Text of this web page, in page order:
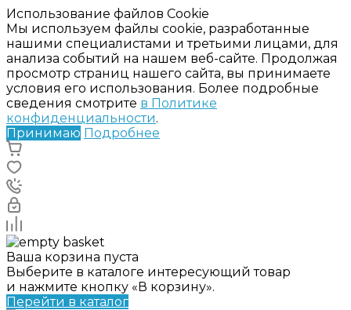
Использование файлов Cookie
Мы используем файлы cookie, разработанные
нашими специалистами и третьими лицами, для
анализа событий на нашем веб-сайте. Продолжая
просмотр страниц нашего сайта, вы принимаете
условия его использования. Более подробные
сведения смотрите в Политике
конфиденциальности.
Принимаю Подробнее
Ваша корзина пуста
Выберите в каталоге интересующий товар
и нажмите кнопку «В корзину».
Перейти в каталог